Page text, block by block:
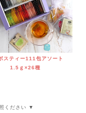
スティー111包アソート
1.5ｇ×26種
ください ▼